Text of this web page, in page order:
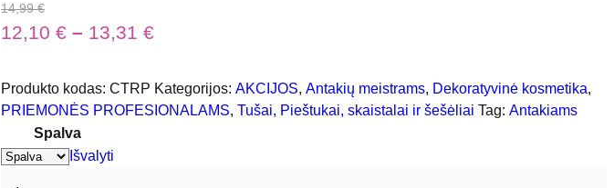
14,99€
12,10 € – 13,31 €
Produkto kodas: CTRP Kategorijos: AKCIJOS, Antakių meistrams, Dekoratyvinė kosmetika,
PRIEMONĖS PROFESIONALAMS, Tušai, Pieštukai, skaistalai ir šešėliai Tag: Antakiams
Spalva
Išvalyti